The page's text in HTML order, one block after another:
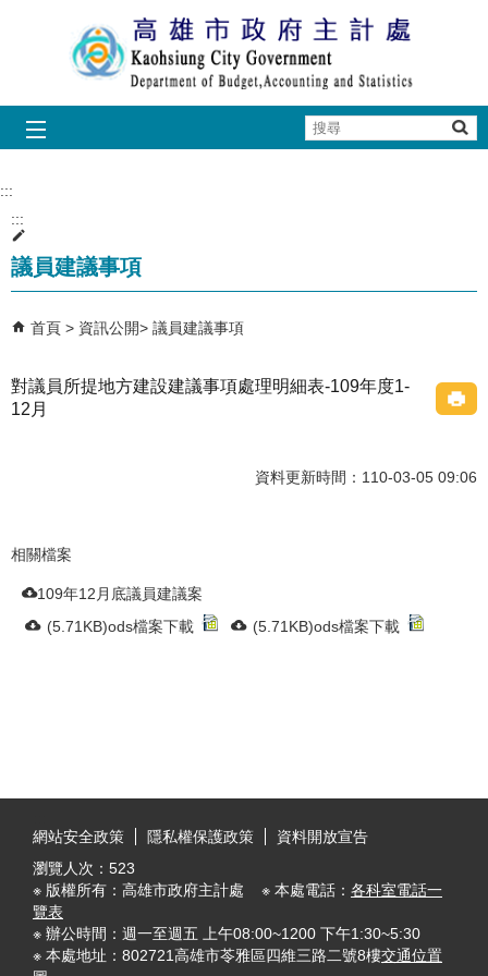
搜
尋
:::
:::
議員建議事項
首頁 資訊公開 議員建議事項
對議員所提地方建設建議事項處理明細表-109年度1-
12月
資料更新時間：110-03-05 09:06
相關檔案
109年12月底議員建議案
(5.71KB)ods檔案下載
(5.71KB)ods檔案下載
網站安全政策
隱私權保護政策
資料開放宣告
瀏覽人次： 523
※ 版權所有：高雄市政府主計處 ※ 本處電話： 各科室電話一
覽表
※ 辦公時間：週一至週五 上午08:00~1200 下午1:30~5:30
※ 本處地址：802721高雄市苓雅區四維三路二號8樓交通位置